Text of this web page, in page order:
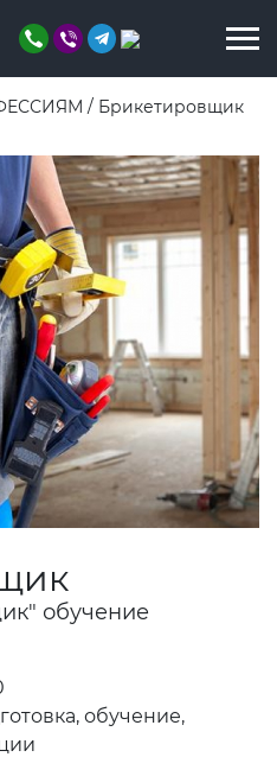
/ Брикетировщик
обучение
обучение,